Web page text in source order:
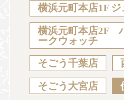
Sustainability Voice
JA
横浜元町本店1F
横浜元町本店2F
ークウォッチ
そごう千葉店
そごう大宮店